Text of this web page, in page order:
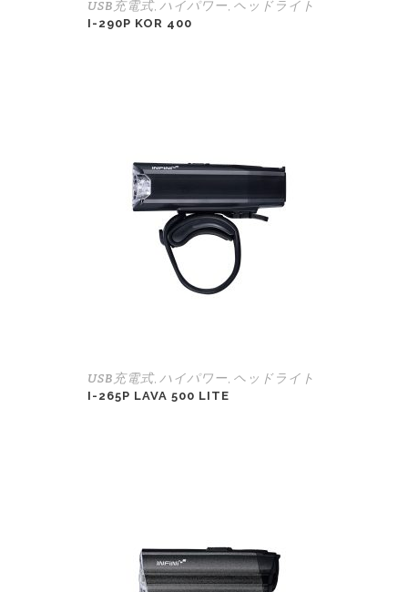
USB充電式, ハイパワー, ヘッドライト
I-290P KOR 400
USB充電式, ハイパワー, ヘッドライト
I-265P LAVA 500 LITE